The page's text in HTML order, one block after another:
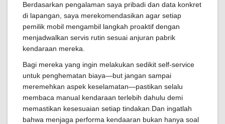
Berdasarkan pengalaman saya pribadi dan data konkret
di lapangan, saya merekomendasikan agar setiap
pemilik mobil mengambil langkah proaktif dengan
menjadwalkan servis rutin sesuai anjuran pabrik
kendaraan mereka.
Bagi mereka yang ingin melakukan sedikit self-service
untuk penghematan biaya—but jangan sampai
meremehkan aspek keselamatan—pastikan selalu
membaca manual kendaraan terlebih dahulu demi
memastikan kesesuaian setiap tindakan.Dan ingatlah
bahwa menjaga performa kendaaran bukan hanya soal